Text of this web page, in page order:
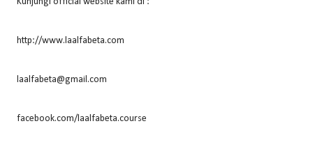
http://www.laalfabeta.com
laalfabeta@gmail.com
facebook.com/laalfabeta.course